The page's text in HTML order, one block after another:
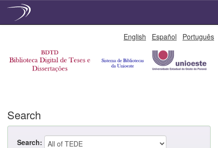
English Español Português
Search
Search: